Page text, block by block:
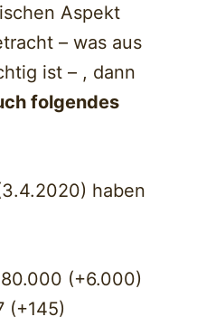
Aspekt
– was aus
ist – , dann
folgendes
haben
(+6.000)
(+145)